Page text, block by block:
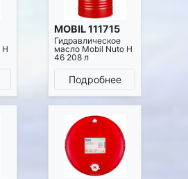
MOBIL 111715
Гидравлическое
масло Mobil Nuto H
46 208 л
Подробнее